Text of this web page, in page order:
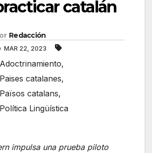
catalán
Redacción
MAR 22, 2023
,
catalanes,
catalans,
Lingüística
impulsa una prueba piloto